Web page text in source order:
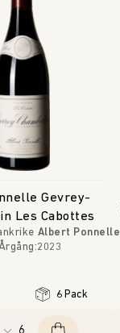
Gevrey-
Les Cabottes
Albert Ponnelle
:2023
6 Pack